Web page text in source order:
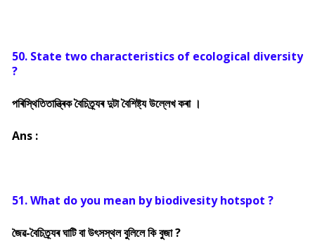
50. State two characteristics of ecological diversity
?
পৰিস্থিতিতান্ত্ৰিক বৈচিত্ৰ্যৰ দুটা বৈশিষ্ট্য উল্লেখ কৰা ।
Ans :
51. What do you mean by biodivesity hotspot ?
জৈৱ-বৈচিত্ৰ্যৰ ঘাটি বা উৎসস্থল বুলিলে কি বুজা ?